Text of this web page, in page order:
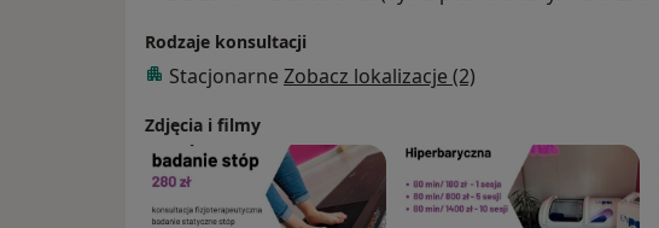
Rodzaje konsultacji
Stacjonarne Zobacz lokalizacje (2)
Zdjęcia i filmy